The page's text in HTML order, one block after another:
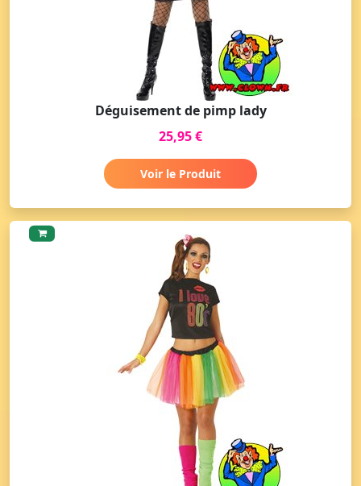
Déguisement de pimp lady
25,95 €
Voir le Produit